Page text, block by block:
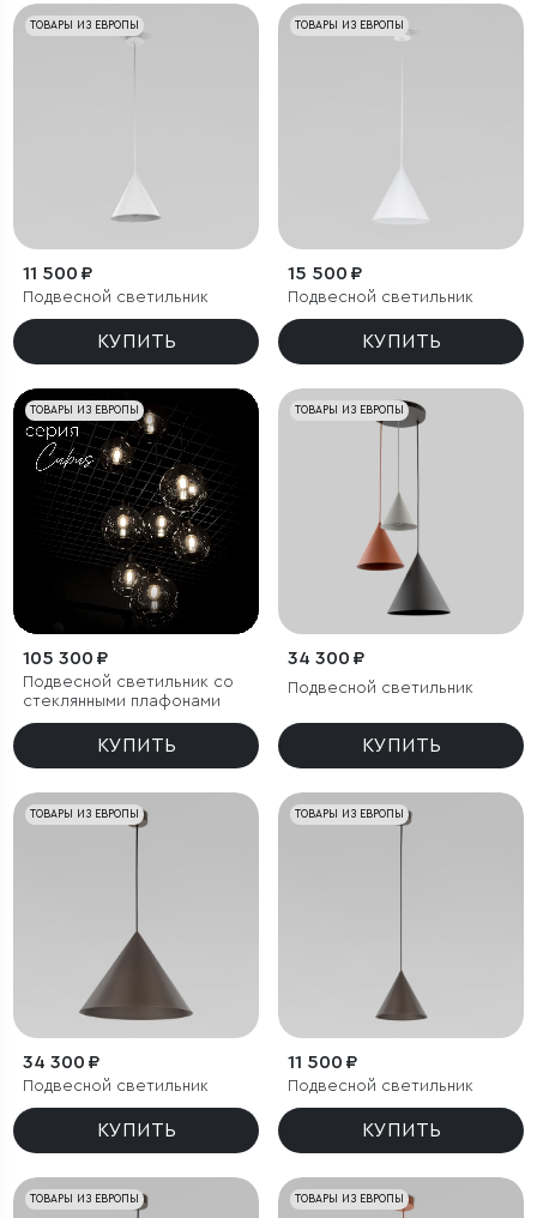
ТОВАРЫ ИЗ ЕВРОПЫ
11 500 ₽
Подвесной светильник
КУПИТЬ
ТОВАРЫ ИЗ ЕВРОПЫ
15 500 ₽
Подвесной светильник
КУПИТЬ
ТОВАРЫ ИЗ ЕВРОПЫ
105 300 ₽
Подвесной светильник со
стеклянными плафонами
КУПИТЬ
ТОВАРЫ ИЗ ЕВРОПЫ
34 300 ₽
Подвесной светильник
КУПИТЬ
ТОВАРЫ ИЗ ЕВРОПЫ
34 300 ₽
Подвесной светильник
КУПИТЬ
ТОВАРЫ ИЗ ЕВРОПЫ
11 500 ₽
Подвесной светильник
КУПИТЬ
ТОВАРЫ ИЗ ЕВРОПЫ ТОВАРЫ ИЗ ЕВРОПЫ